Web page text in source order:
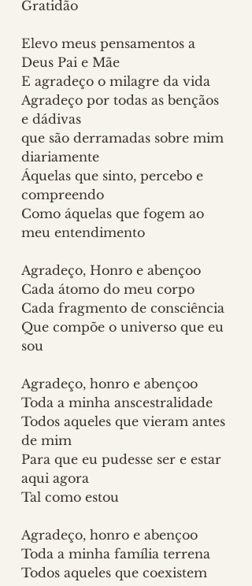
Gratidão
Elevo meus pensamentos a
Deus Pai e Mãe
E agradeço o milagre da vida
Agradeço por todas as bençãos
e dádivas
que são derramadas sobre mim
diariamente
Áquelas que sinto, percebo e
compreendo
Como áquelas que fogem ao
meu entendimento
Agradeço, Honro e abençoo
Cada átomo do meu corpo
Cada fragmento de consciência
Que compõe o universo que eu
sou
Agradeço, honro e abençoo
Toda a minha anscestralidade
Todos aqueles que vieram antes
de mim
Para que eu pudesse ser e estar
aqui agora
Tal como estou
Agradeço, honro e abençoo
Toda a minha família terrena
Todos aqueles que coexistem